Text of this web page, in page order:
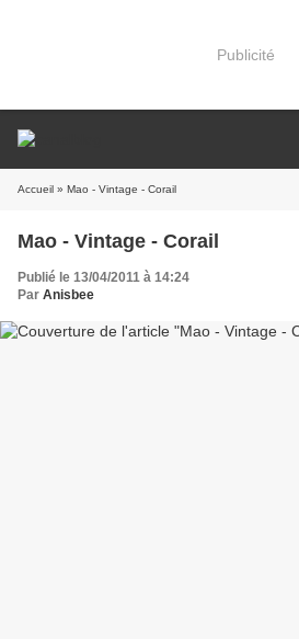
Publicité
Accueil » Mao - Vintage - Corail
Mao - Vintage - Corail
Publié le 13/04/2011 à 14:24
Par Anisbee